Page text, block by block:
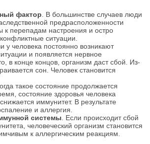
фактор . В большинстве случаев люди
предрасположенности
к перепадам настроения и остро
ситуации.
у человека постоянно возникают
и появляется нервное
в конце концов, организм даст сбой. Из-
сон. Человек становится
такое состояние продолжается
состояние здоровья человека
иммунитет. В результате
и аллергия.
системы . Если происходит сбой
человеческий организм становится
к аллергическим реакциям.